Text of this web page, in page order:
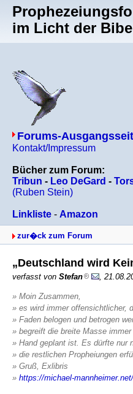
im Licht der
Forums-
Kontakt/Impressum
Bücher zum Forum:
Tribun - Leo DeGard -
(Ruben Stein)
Linkliste - Amazon
zur�ck zum Forum
„Deutschland wird
verfasst von Stefan ,
» Moin Zusammen,
» es wird immer offensichtlicher,
» Faden belogen und betrogen
» begreift die breite Masse
» Hand geplant ist. Es dürfte nur
» die restlichen Propheiungen
» Gruß, Exlibris
» https://michael-